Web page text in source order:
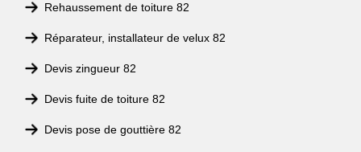
Rehaussement de toiture 82
Réparateur, installateur de velux 82
Devis zingueur 82
Devis fuite de toiture 82
Devis pose de gouttière 82